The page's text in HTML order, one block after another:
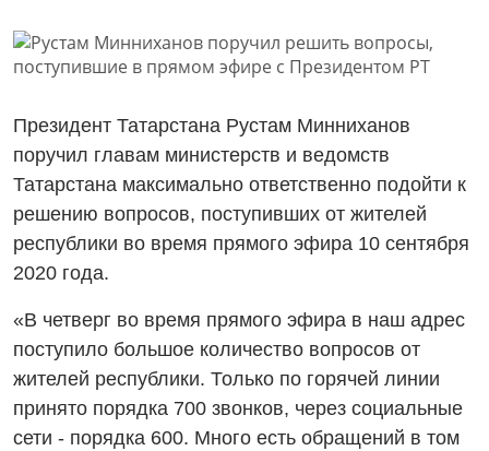
Президент Татарстана Рустам Минниханов
поручил главам министерств и ведомств
Татарстана максимально ответственно подойти к
решению вопросов, поступивших от жителей
республики во время прямого эфира 10 сентября
2020 года.
«В четверг во время прямого эфира в наш адрес
поступило большое количество вопросов от
жителей республики. Только по горячей линии
принято порядка 700 звонков, через социальные
сети - порядка 600. Много есть обращений в том